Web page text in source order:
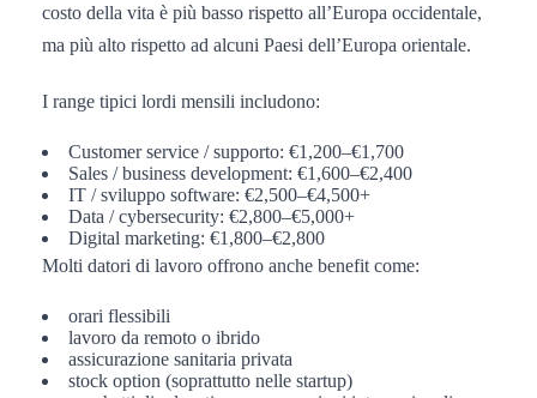
costo della vita è più basso rispetto all’Europa occidentale,
ma più alto rispetto ad alcuni Paesi dell’Europa orientale.
I range tipici lordi mensili includono:
Customer service / supporto: €1,200–€1,700
Sales / business development: €1,600–€2,400
IT / sviluppo software: €2,500–€4,500+
Data / cybersecurity: €2,800–€5,000+
Digital marketing: €1,800–€2,800
Molti datori di lavoro offrono anche benefit come:
orari flessibili
lavoro da remoto o ibrido
assicurazione sanitaria privata
stock option (soprattutto nelle startup)